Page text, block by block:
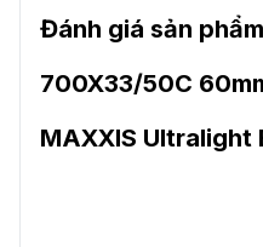
Đánh giá sản
700X33/50C
MAXXIS Ultralight